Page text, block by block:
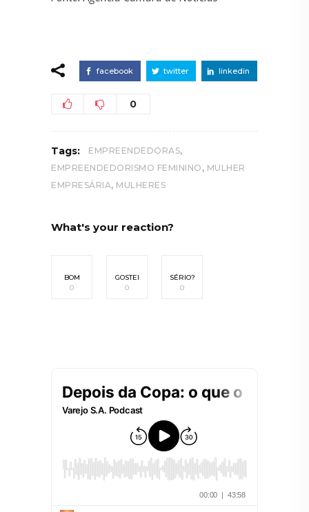
facebook twitter linkedin
0
Tags: EMPREENDEDORAS,
EMPREENDEDORISMO FEMININO , MULHER
EMPRESÁRIA, MULHERES
What's your reaction?
BOM
0
GOSTEI
0
SÉRIO?
0